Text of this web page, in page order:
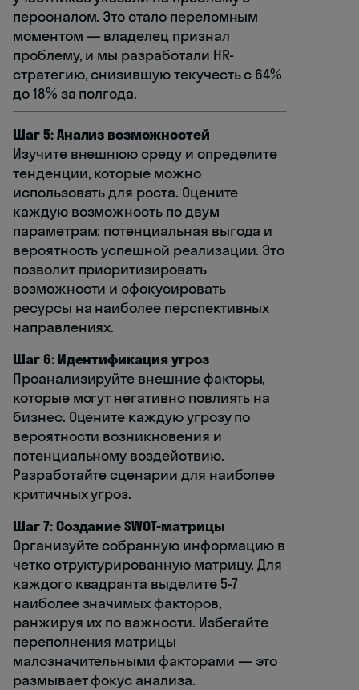
персоналом. Это стало переломным
моментом — владелец признал
проблему, и мы разработали HR-
стратегию, снизившую текучесть с 64%
до 18% за полгода.
Шаг 5: Анализ возможностей
Изучите внешнюю среду и определите
тенденции, которые можно
использовать для роста. Оцените
каждую возможность по двум
параметрам: потенциальная выгода и
вероятность успешной реализации. Это
позволит приоритизировать
возможности и сфокусировать
ресурсы на наиболее перспективных
направлениях.
Шаг 6: Идентификация угроз
Проанализируйте внешние факторы,
которые могут негативно повлиять на
бизнес. Оцените каждую угрозу по
вероятности возникновения и
потенциальному воздействию.
Разработайте сценарии для наиболее
критичных угроз.
Шаг 7: Создание SWOT-матрицы
Организуйте собранную информацию в
четко структурированную матрицу. Для
каждого квадранта выделите 5-7
наиболее значимых факторов,
ранжируя их по важности. Избегайте
переполнения матрицы
малозначительными факторами — это
размывает фокус анализа.